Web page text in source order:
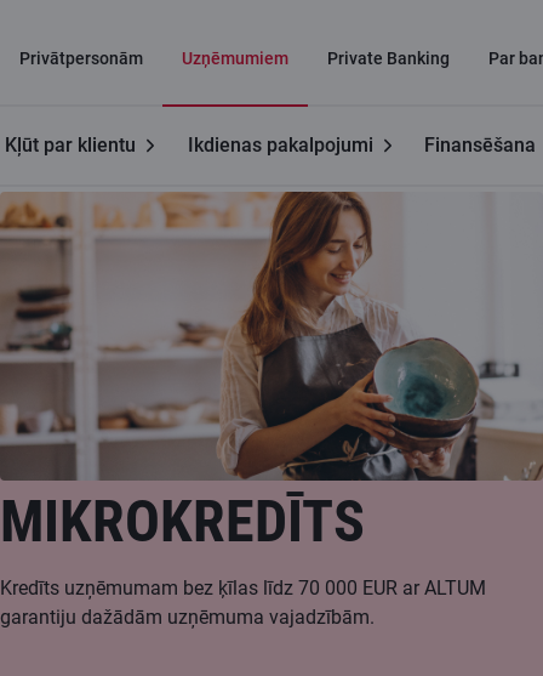
Privātpersonām Uzņēmumiem Private Banking Par
Kļūt par klientu Ikdienas pakalpojumi Finansēšana
MIKROKREDĪTS
Kredīts uzņēmumam bez ķīlas līdz 70 000 EUR ar ALTUM
garantiju dažādām uzņēmuma vajadzībām.